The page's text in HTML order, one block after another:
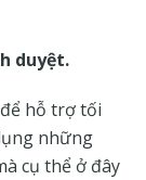
duyệt.
hỗ trợ tối
những
cụ thể ở đây